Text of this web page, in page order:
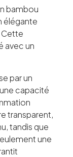
bambou
élégante
Cette
avec un
par un
capacité
transparent,
tandis que
une